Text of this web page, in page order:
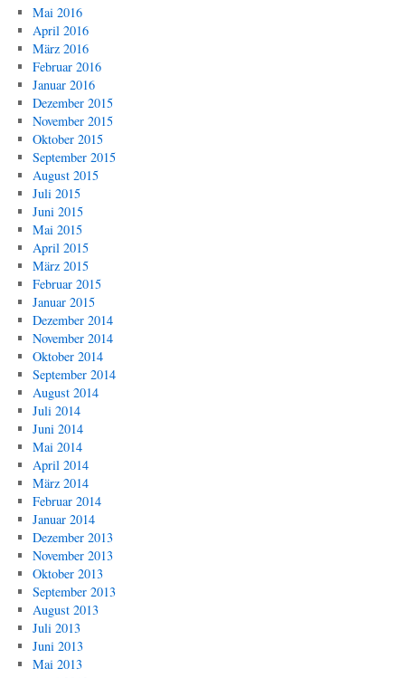
Mai 2016
April 2016
März 2016
Februar 2016
Januar 2016
Dezember 2015
November 2015
Oktober 2015
September 2015
August 2015
Juli 2015
Juni 2015
Mai 2015
April 2015
März 2015
Februar 2015
Januar 2015
Dezember 2014
November 2014
Oktober 2014
September 2014
August 2014
Juli 2014
Juni 2014
Mai 2014
April 2014
März 2014
Februar 2014
Januar 2014
Dezember 2013
November 2013
Oktober 2013
September 2013
August 2013
Juli 2013
Juni 2013
Mai 2013